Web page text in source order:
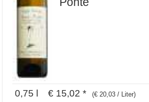
0,75 l € 15,02 * (€ 20,03 / Liter)